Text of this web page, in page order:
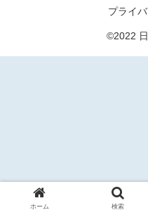
プライ
©2022
ホーム 検索